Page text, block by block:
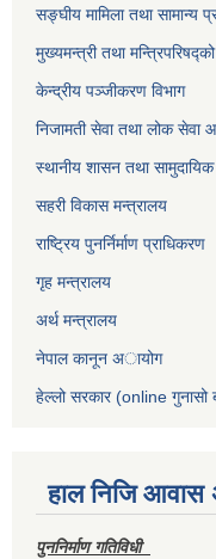
सङ्घीय मामिला तथा सामान्य
मुख्यमन्त्री तथा
केन्द्रीय पञ्जीकरण विभाग
निजामती सेवा तथा लोक सेवा
स्थानीय शासन तथा
सहरी विकास मन्त्रालय
राष्ट्रिय पुनर्निर्माण प्राधिकरण
गृह मन्त्रालय
अर्थ मन्त्रालय
नेपाल कानून अायोग
हेल्लो सरकार (online गुनासो
हाल निजि
पुननिर्माण गतिविधी